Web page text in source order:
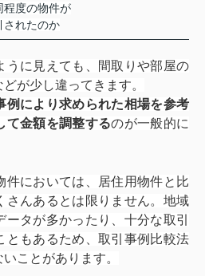
程度の物件が
されたのか
うに見えても、間取りや部屋の
が少し違ってきます。
例により求められた相場を参考
て金額を調整するのが一般的に
件においては、居住用物件と比
さんあるとは限りません。地域
タが多かったり、十分な取引
ともあるため、取引事例比較法
ことがあります。